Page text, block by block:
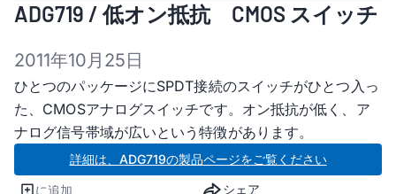
Video
ADG719 / 低オン抵抗 CMOS スイッチ
2011年10月25日
ひとつのパッケージにSPDT接続のスイッチがひとつ入っ
た、CMOSアナログスイッチです。オン抵抗が低く、ア
ナログ信号帯域が広いという特徴があります。
詳細は、ADG719の製品ページをご覧ください
に追加 シェア